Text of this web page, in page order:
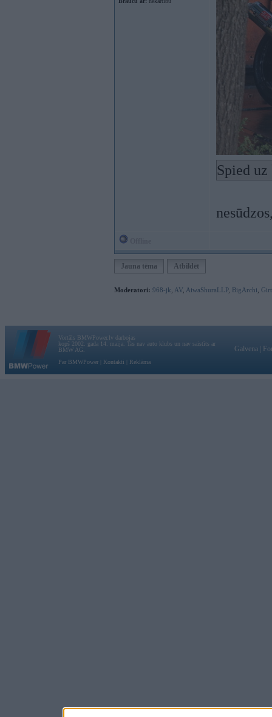
Spied
Jauna tēma Atbildēt
Moderatori: 968-jk AV AiwaShuraLLP, BigArchi
Vortāls BMWPower.lv darbojas
kopš 2002. gada 14. maija. Tas nav auto klubs un nav saistīts ar
BMW AG.
Par BMWPower
Kontakti Reklāma
Galvena